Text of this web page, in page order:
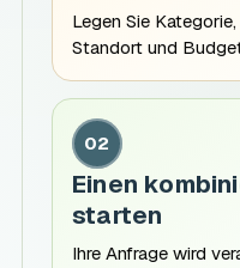
Legen Sie
Standort und
02
Einen
starten
Ihre Anfrage wird